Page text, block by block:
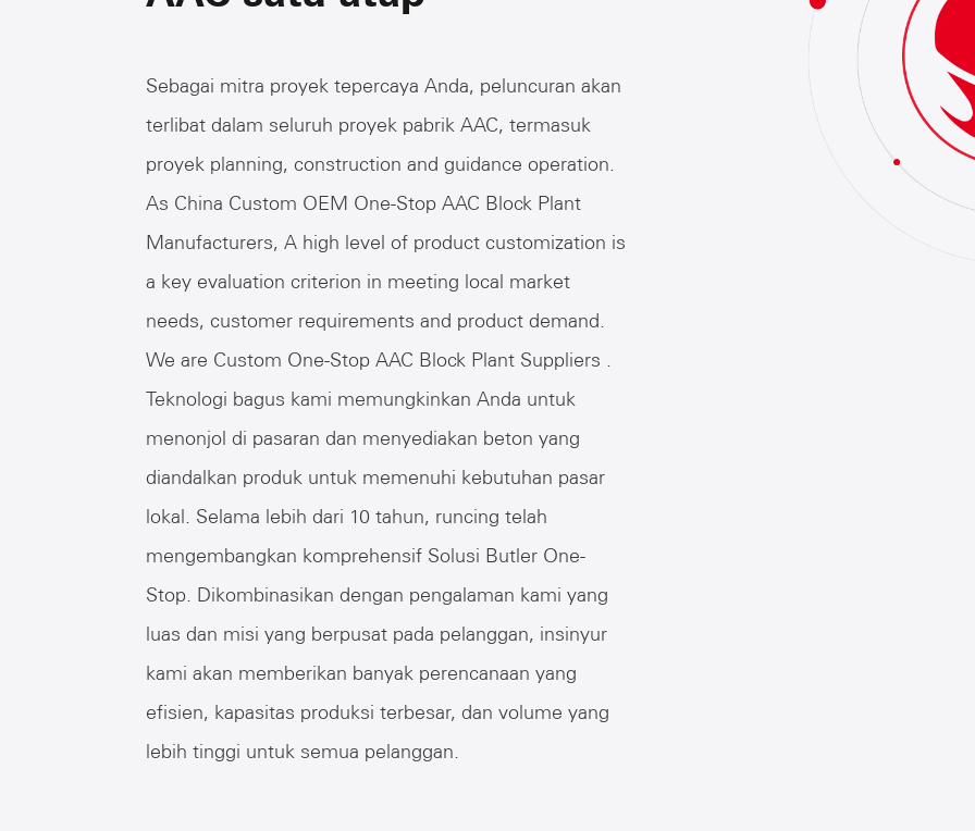
Sebagai mitra proyek tepercaya Anda, peluncuran akan
terlibat dalam seluruh proyek pabrik AAC, termasuk
proyek planning, construction and guidance operation.
As China Custom OEM One-Stop AAC Block Plant
Manufacturers, A high level of product customization is
a key evaluation criterion in meeting local market
needs, customer requirements and product demand.
We are Custom One-Stop AAC Block Plant Suppliers .
Teknologi bagus kami memungkinkan Anda untuk
menonjol di pasaran dan menyediakan beton yang
diandalkan produk untuk memenuhi kebutuhan pasar
lokal. Selama lebih dari 10 tahun, runcing telah
mengembangkan komprehensif Solusi Butler One-
Stop. Dikombinasikan dengan pengalaman kami yang
luas dan misi yang berpusat pada pelanggan, insinyur
kami akan memberikan banyak perencanaan yang
efisien, kapasitas produksi terbesar, dan volume yang
lebih tinggi untuk semua pelanggan.